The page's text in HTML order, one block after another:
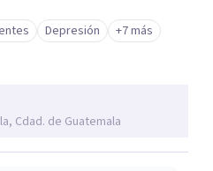
Depresión +7 más
Cdad. de Guatemala